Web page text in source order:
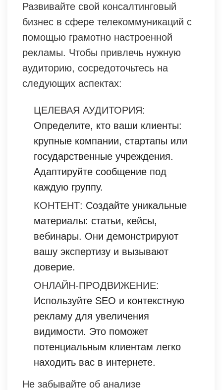
Развивайте свой консалтинговый
бизнес в сфере телекоммуникаций с
помощью грамотно настроенной
рекламы. Чтобы привлечь нужную
аудиторию, сосредоточьтесь на
следующих аспектах:
ЦЕЛЕВАЯ АУДИТОРИЯ:
Определите, кто ваши клиенты:
крупные компании, стартапы или
государственные учреждения.
Адаптируйте сообщение под
каждую группу.
КОНТЕНТ: Создайте уникальные
материалы: статьи, кейсы,
вебинары. Они демонстрируют
вашу экспертизу и вызывают
доверие.
ОНЛАЙН-ПРОДВИЖЕНИЕ:
Используйте SEO и контекстную
рекламу для увеличения
видимости. Это поможет
потенциальным клиентам легко
находить вас в интернете.
Не забывайте об анализе